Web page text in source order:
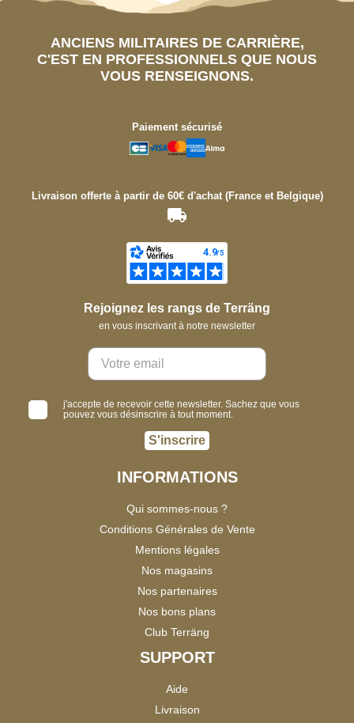
ANCIENS MILITAIRES DE CARRIÈRE,
C'EST EN PROFESSIONNELS QUE NOUS
VOUS RENSEIGNONS.
Paiement sécurisé
Livraison offerte à partir de 60€ d'achat (France et Belgique)
Rejoignez les rangs de Terräng
en vous inscrivant à notre newsletter
j'accepte de recevoir cette newsletter. Sachez que vous
pouvez vous désinscrire à tout moment.
S'inscrire
INFORMATIONS
Qui sommes-nous ?
Conditions Générales de Vente
Mentions légales
Nos magasins
Nos partenaires
Nos bons plans
Club Terräng
SUPPORT
Aide
Livraison